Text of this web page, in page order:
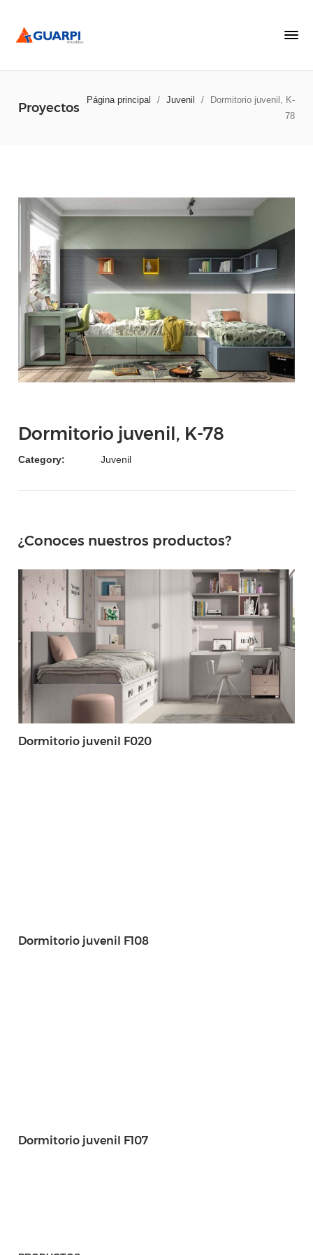
Proyectos
Página principal / Juvenil /
Dormitorio juvenil, K-
78
Dormitorio juvenil, K-78
Category: Juvenil
¿Conoces nuestros productos?
Dormitorio juvenil F020
Dormitorio juvenil F108
Dormitorio juvenil F107